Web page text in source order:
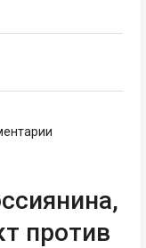
против